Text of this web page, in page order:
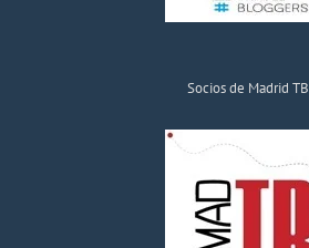
Socios de Madrid TB